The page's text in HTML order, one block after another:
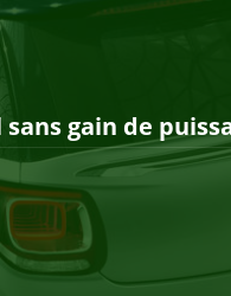
gain de